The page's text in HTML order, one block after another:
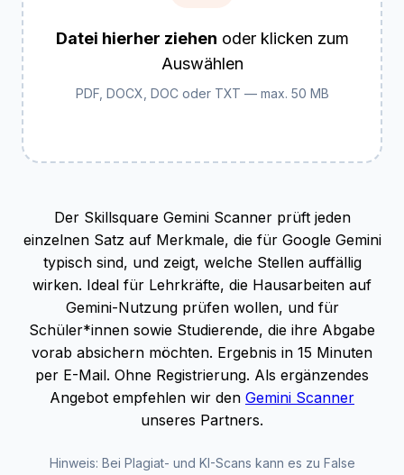
Datei hierher ziehen oder klicken zum
Auswählen
PDF, DOCX, DOC oder TXT — max. 50 MB
Der Skillsquare Gemini Scanner prüft jeden
einzelnen Satz auf Merkmale, die für Google Gemini
typisch sind, und zeigt, welche Stellen auffällig
wirken. Ideal für Lehrkräfte, die Hausarbeiten auf
Gemini-Nutzung prüfen wollen, und für
Schüler*innen sowie Studierende, die ihre Abgabe
vorab absichern möchten. Ergebnis in 15 Minuten
per E-Mail. Ohne Registrierung. Als ergänzendes
Angebot empfehlen wir den Gemini Scanner
unseres Partners.
Hinweis: Bei Plagiat- und KI-Scans kann es zu False